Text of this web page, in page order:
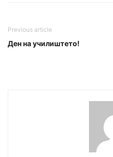
Previous article
Ден на училиштето!